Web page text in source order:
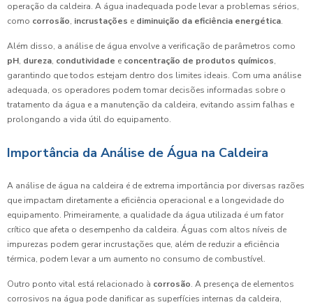
operação da caldeira. A água inadequada pode levar a problemas sérios,
como corrosão, incrustações e diminuição da eficiência energética.
Além disso, a análise de água envolve a verificação de parâmetros como
pH, dureza, condutividade e concentração de produtos químicos,
garantindo que todos estejam dentro dos limites ideais. Com uma análise
adequada, os operadores podem tomar decisões informadas sobre o
tratamento da água e a manutenção da caldeira, evitando assim falhas e
prolongando a vida útil do equipamento.
Importância da Análise de Água na Caldeira
A análise de água na caldeira é de extrema importância por diversas razões
que impactam diretamente a eficiência operacional e a longevidade do
equipamento. Primeiramente, a qualidade da água utilizada é um fator
crítico que afeta o desempenho da caldeira. Águas com altos níveis de
impurezas podem gerar incrustações que, além de reduzir a eficiência
térmica, podem levar a um aumento no consumo de combustível.
Outro ponto vital está relacionado à corrosão. A presença de elementos
corrosivos na água pode danificar as superfícies internas da caldeira,